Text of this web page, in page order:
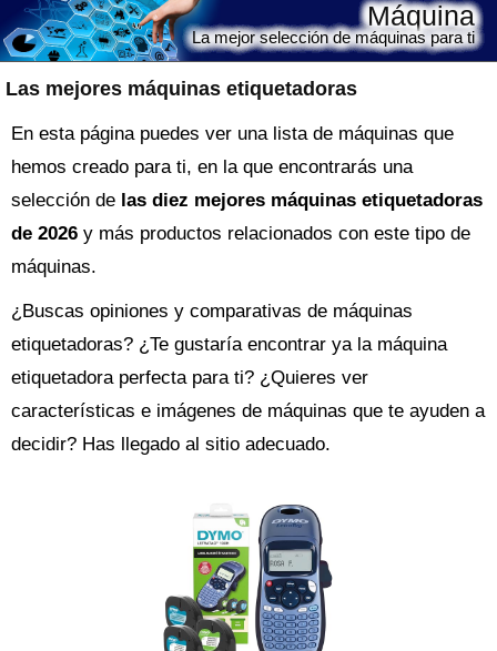
Las mejores máquinas etiquetadoras
Máquina
La mejor selección de máquinas para ti
En esta página puedes ver una lista de máquinas que
hemos creado para ti, en la que encontrarás una
selección de las diez mejores máquinas etiquetadoras
de 2026 y más productos relacionados con este tipo de
máquinas.
¿Buscas opiniones y comparativas de máquinas
etiquetadoras? ¿Te gustaría encontrar ya la máquina
etiquetadora perfecta para ti? ¿Quieres ver
características e imágenes de máquinas que te ayuden a
decidir? Has llegado al sitio adecuado.